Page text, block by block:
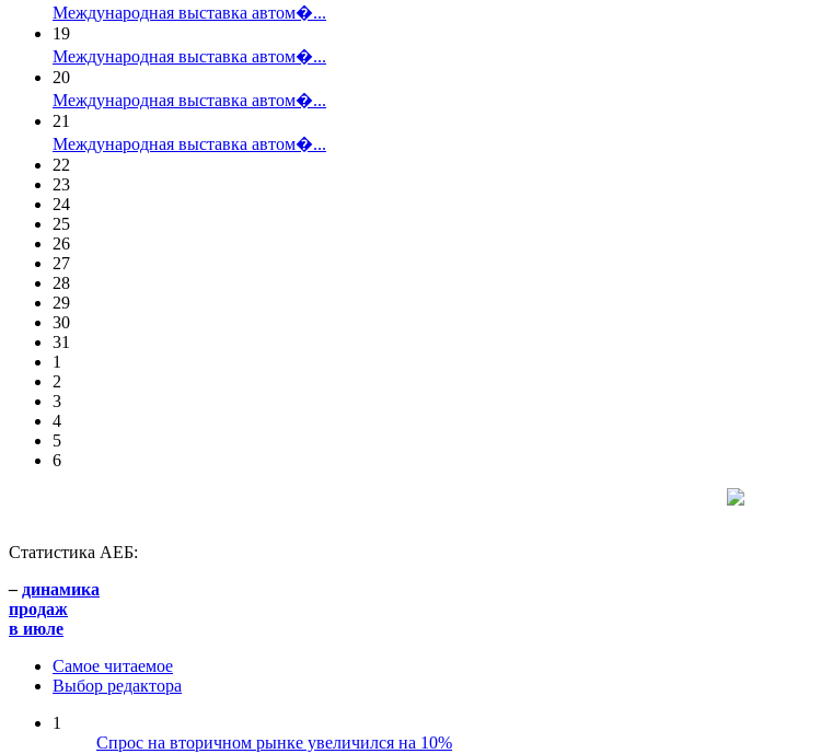
Международная выставка автом�...
19
Международная выставка автом�...
20
Международная выставка автом�...
21
Международная выставка автом�...
22
23
24
25
26
27
28
29
30
31
1
2
3
4
5
6
Статистика АЕБ:
– динамика
продаж
в июле
Самое читаемое
Выбор редактора
1
Спрос на вторичном рынке увеличился на 10%